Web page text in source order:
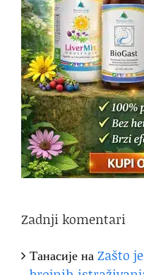
Zadnji komentari
ТанасијенаZašto